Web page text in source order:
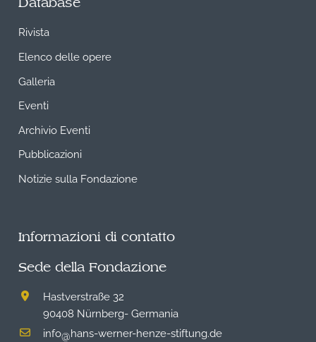
Database
Rivista
Elenco delle opere
Galleria
Eventi
Archivio Eventi
Pubblicazioni
Notizie sulla Fondazione
Informazioni di contatto
Sede della Fondazione
Hastverstraße 32
90408 Nürnberg- Germania
info@hans-werner-henze-stiftung.de